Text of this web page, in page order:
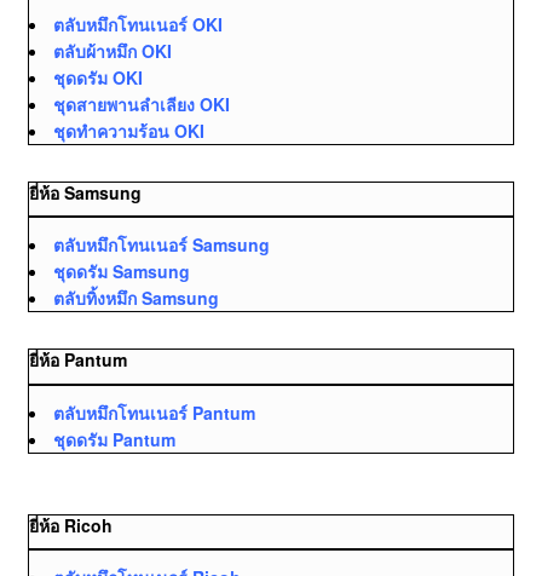
ตลับหมึกโทนเนอร์ OKI
ตลับผ้าหมึก OKI
ชุดดรัม OKI
ชุดสายพานลำเลียง OKI
ชุดทำความร้อน OKI
ยี่ห้อ Samsung
ตลับหมึกโทนเนอร์ Samsung
ชุดดรัม Samsung
ตลับทิ้งหมึก Samsung
ยี่ห้อ Pantum
ตลับหมึกโทนเนอร์ Pantum
ชุดดรัม Pantum
ยี่ห้อ Ricoh